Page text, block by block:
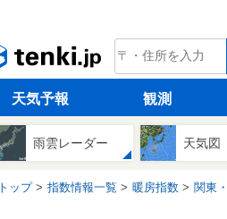
tenki.jp
天気予報 観測
雨雲レーダー 天気図
トップ 指数情報一覧 暖房指数 関東